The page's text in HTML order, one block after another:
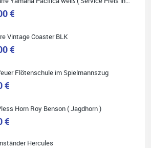
ist super!
gekauft.
Preis-Leistungsverhältnis sind erstaunlich.
Service war ebenfalls ausgezeichnet und
€
Vintage Coaster BLK
€
Flötenschule im Spielmannszug
€
Horn Roy Benson ( Jagdhorn )
€
Hercules